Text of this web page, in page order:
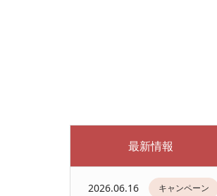
最新情報
2026.06.16 キャンペーン